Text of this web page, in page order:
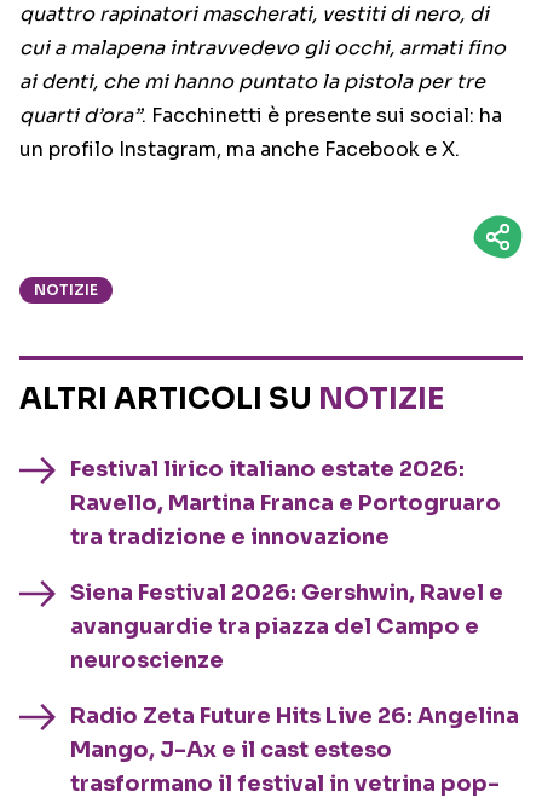
quattro rapinatori mascherati, vestiti di nero, di
cui a malapena intravvedevo gli occhi, armati fino
ai denti, che mi hanno puntato la pistola per tre
quarti d’ora”. Facchinetti è presente sui social: ha
un profilo Instagram, ma anche Facebook e X.
NOTIZIE
ALTRI ARTICOLI SU NOTIZIE
Festival lirico italiano estate 2026:
Ravello, Martina Franca e Portogruaro
tra tradizione e innovazione
Siena Festival 2026: Gershwin, Ravel e
avanguardie tra piazza del Campo e
neuroscienze
Radio Zeta Future Hits Live 26: Angelina
Mango, J-Ax e il cast esteso
trasformano il festival in vetrina pop-